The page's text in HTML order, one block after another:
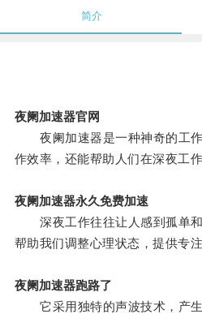
简介
夜阑加速器官网
夜阑加速器是一种神奇的工作
作效率，还能帮助人们在深夜工
夜阑加速器永久免费加速
深夜工作往往让人感到孤单和
帮助我们调整心理状态，提供专注
夜阑加速器跑路了
它采用独特的声波技术，产生